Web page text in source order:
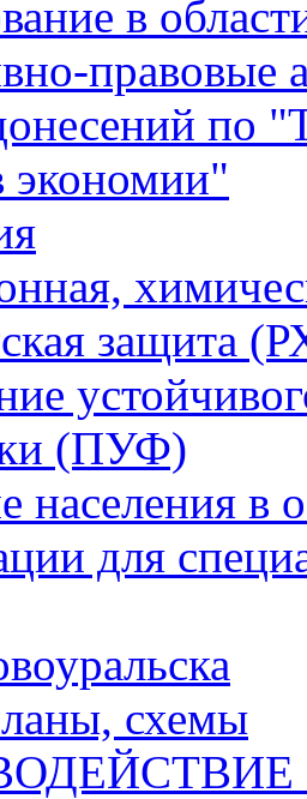
в
по
экономии"
защита
(ПУФ)
населения
для
схемы